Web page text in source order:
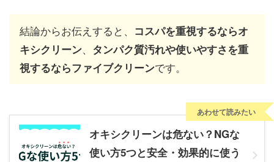
結論からお伝えすると、
コスパを重視するならオ
キシクリーン、 タンパク質汚れや使いやすさを重
視するならファイブクリーンです。
オキシクリーンは危ない？NGな
使い方5つと安全・効果的に使う
あわせて読みたい